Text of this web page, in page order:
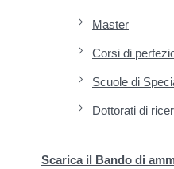
Master
Corsi di
Scuole di
Dottorati di
Scarica il Bando di